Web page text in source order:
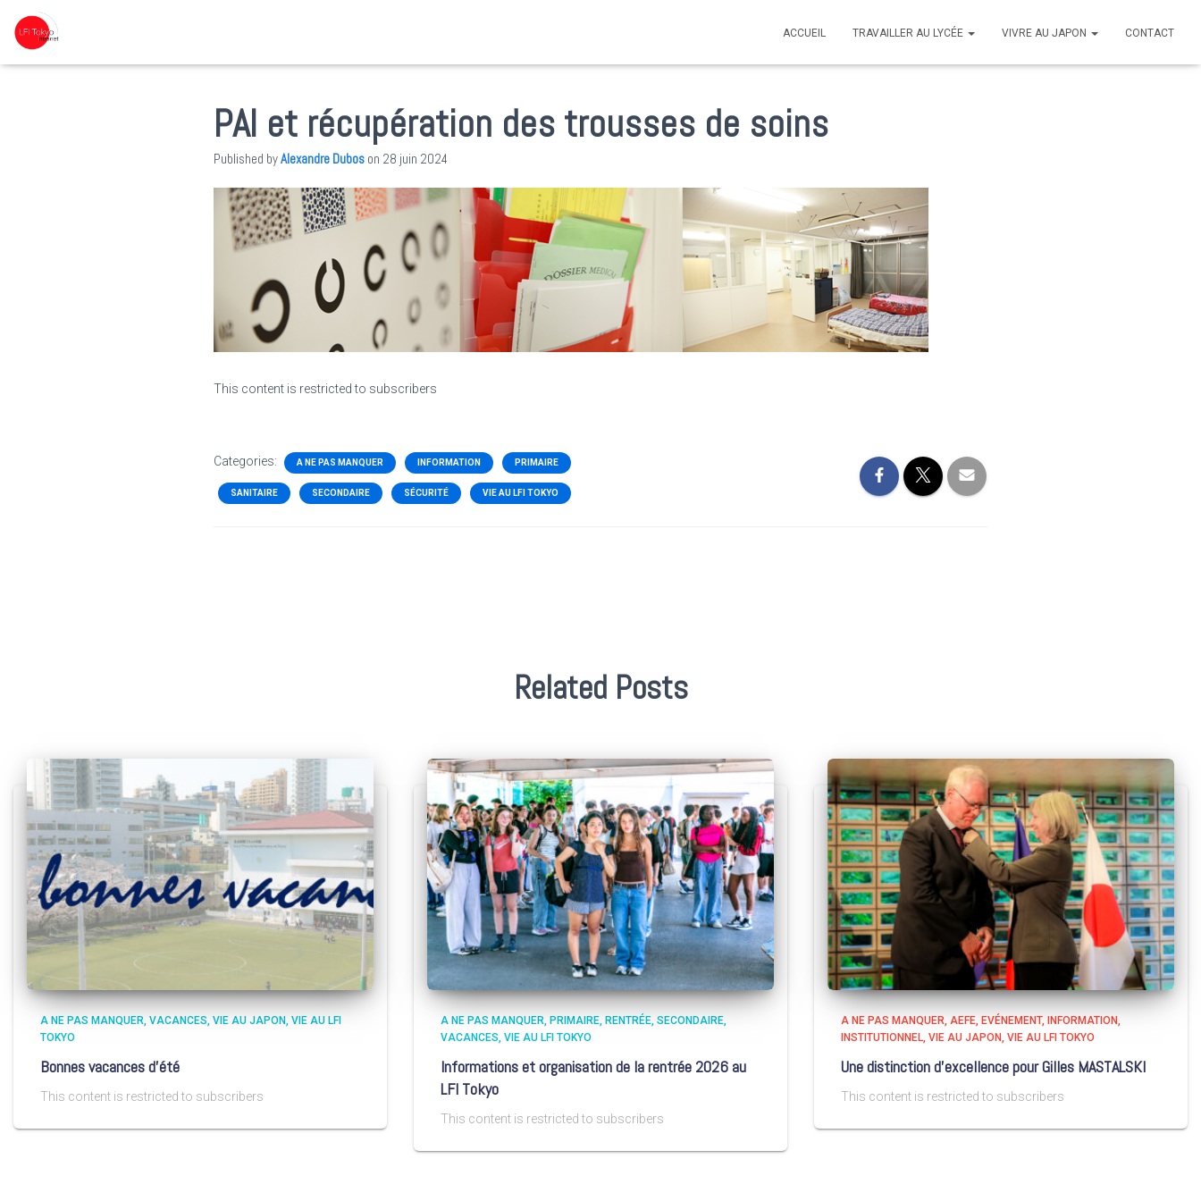
ACCUEIL TRAVAILLER AU LYCÉE VIVRE AU JAPON CONTACT
PAI et récupération des trousses de soins
Published byAlexandre Dubos on 28 juin 2024
This content is restricted to subscribers
Categories: A NE PAS MANQUER INFORMATION PRIMAIRE
SANITAIRE SECONDAIRE SÉCURITÉ VIE AU LFI TOKYO
Related Posts
A NE PAS MANQUER VACANCES VIE AU JAPON VIE AU LFI
TOKYO
Bonnes vacances d’été
This content is restricted to subscribers
A NE PAS MANQUER PRIMAIRE RENTRÉE SECONDAIRE
VACANCES VIE AU LFI TOKYO
Informations et organisation de la rentrée 2026 au
LFI Tokyo
This content is restricted to subscribers
A NE PAS MANQUER AEFE EVÉNEMENT INFORMATION
INSTITUTIONNEL VIE AU JAPON VIE AU LFI TOKYO
Une distinction d’excellence pour Gilles MASTALSKI
This content is restricted to subscribers